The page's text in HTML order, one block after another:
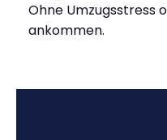
Ohne Umzugsstress
ankommen.